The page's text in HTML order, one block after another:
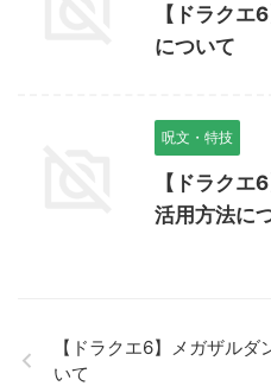
【ドラクエ
について
呪文・特技
【ドラクエ
活用方法に
【ドラクエ6】メガザル
いて